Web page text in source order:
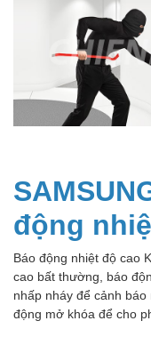
động
Báo động nhiệt độ cao
cao bất thường, báo
nhấp nháy để cảnh
động mở khóa để cho